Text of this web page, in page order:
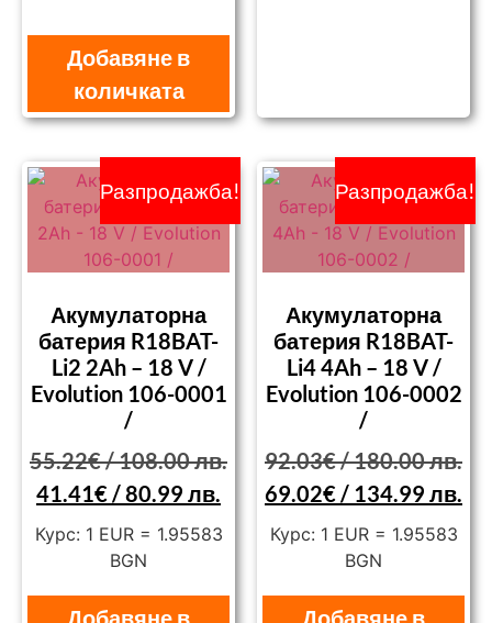
Добавяне в
количката
Разпродажба!
Акумулаторна
батерия R18BAT-
Li2 2Ah – 18 V /
Evolution 106-0001
/
55.22€/ 108.00 лв.
41.41€/ 80.99 лв.
Курс: 1 EUR = 1.95583
BGN
Разпродажба!
Акумулаторна
батерия R18BAT-
Li4 4Ah – 18 V /
Evolution 106-0002
/
92.03€/ 180.00 лв.
69.02€/ 134.99 лв.
Курс: 1 EUR = 1.95583
BGN